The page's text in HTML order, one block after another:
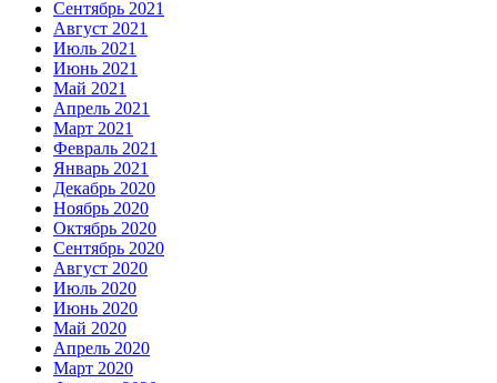
Сентябрь 2021
Август 2021
Июль 2021
Июнь 2021
Май 2021
Апрель 2021
Март 2021
Февраль 2021
Январь 2021
Декабрь 2020
Ноябрь 2020
Октябрь 2020
Сентябрь 2020
Август 2020
Июль 2020
Июнь 2020
Май 2020
Апрель 2020
Март 2020